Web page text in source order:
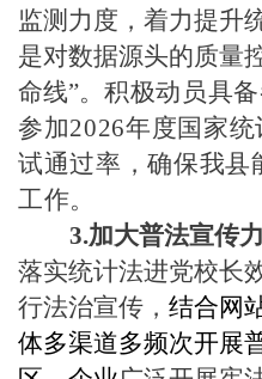
监测力度，着力提升
是对数据源头的质量
命线”。 积极动员具
参加2026年度国家
试通过率，确保我县
工作。
3.加大普法宣传力
落实统计法进党校长
行法治宣传， 结合网
体多渠道多频次开展